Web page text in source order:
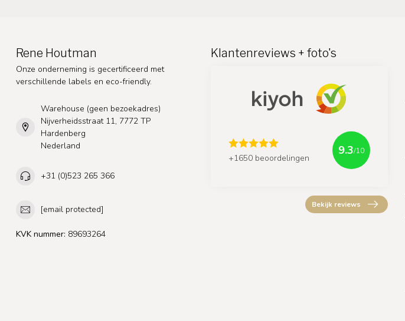
Rene Houtman
Onze onderneming is gecertificeerd met
verschillende labels en eco-friendly.
Warehouse (geen bezoekadres)
Nijverheidsstraat 11, 7772 TP
Hardenberg
Nederland
+31 (0)523 265 366
[email protected]
KVK nummer: 89693264
Klantenreviews + foto's
+1650 beoordelingen
9.3/10
Bekijk reviews